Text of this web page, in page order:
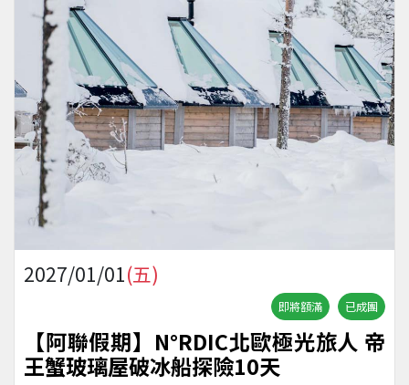
2027/01/01(五)
即將額滿 已成團
【阿聯假期】N°RDIC北歐極光旅人 帝
王蟹玻璃屋破冰船探險10天